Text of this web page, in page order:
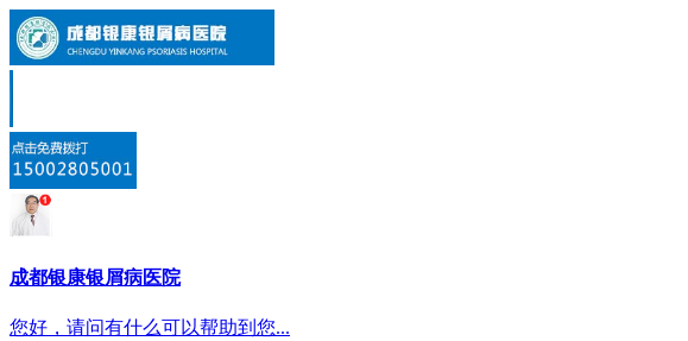
成都银康银屑病医院
您好，请问有什么可以帮助到您...